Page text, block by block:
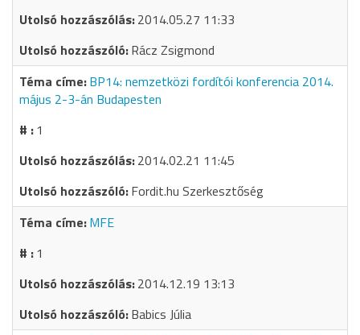
2014.05.27 11:33
Rácz Zsigmond
BP14: nemzetközi fordítói konferencia 2014.
május 2-3-án Budapesten
1
2014.02.21 11:45
Fordit.hu Szerkesztőség
MFE
1
2014.12.19 13:13
Babics Júlia